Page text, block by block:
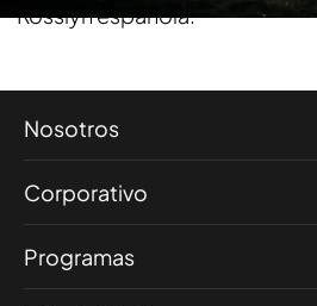
Rosslyn española.
Nosotros
Corporativo
Programas